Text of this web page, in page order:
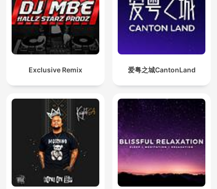
Exclusive Remix 爱粤之城CantonLand